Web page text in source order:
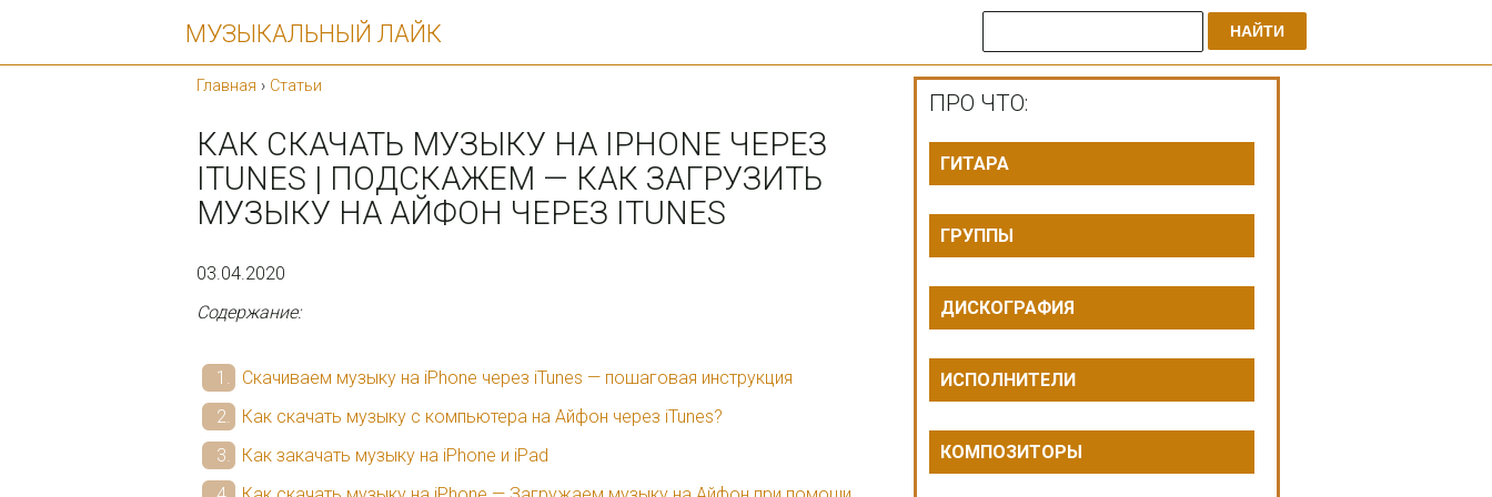
МУЗЫКАЛЬНЫЙ ЛАЙК НАЙТИ
Главная › Статьи
КАК СКАЧАТЬ МУЗЫКУ НА IPHONE ЧЕРЕЗ
ITUNES | ПОДСКАЖЕМ — КАК ЗАГРУЗИТЬ
МУЗЫКУ НА АЙФОН ЧЕРЕЗ ITUNES
03.04.2020
Содержание:
Скачиваем музыку на iPhone через iTunes — пошаговая инструкция
Как скачать музыку с компьютера на Айфон через iTunes?
Как закачать музыку на iPhone и iPad
ПРО ЧТО:
ГИТАРА
ГРУППЫ
ДИСКОГРАФИЯ
ИСПОЛНИТЕЛИ
КОМПОЗИТОРЫ